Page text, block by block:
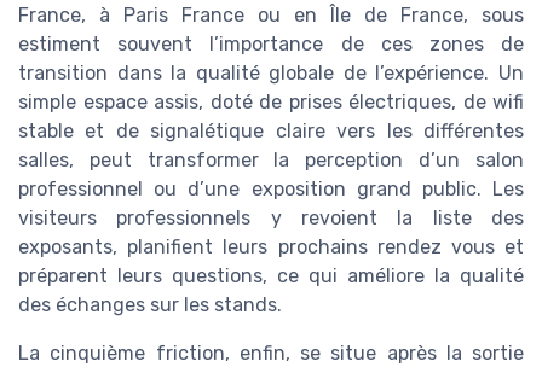
France, à Paris France ou en Île de France, sous
estiment souvent l’importance de ces zones de
transition dans la qualité globale de l’expérience. Un
simple espace assis, doté de prises électriques, de wifi
stable et de signalétique claire vers les différentes
salles, peut transformer la perception d’un salon
professionnel ou d’une exposition grand public. Les
visiteurs professionnels y revoient la liste des
exposants, planifient leurs prochains rendez vous et
préparent leurs questions, ce qui améliore la qualité
des échanges sur les stands.
La cinquième friction, enfin, se situe après la sortie